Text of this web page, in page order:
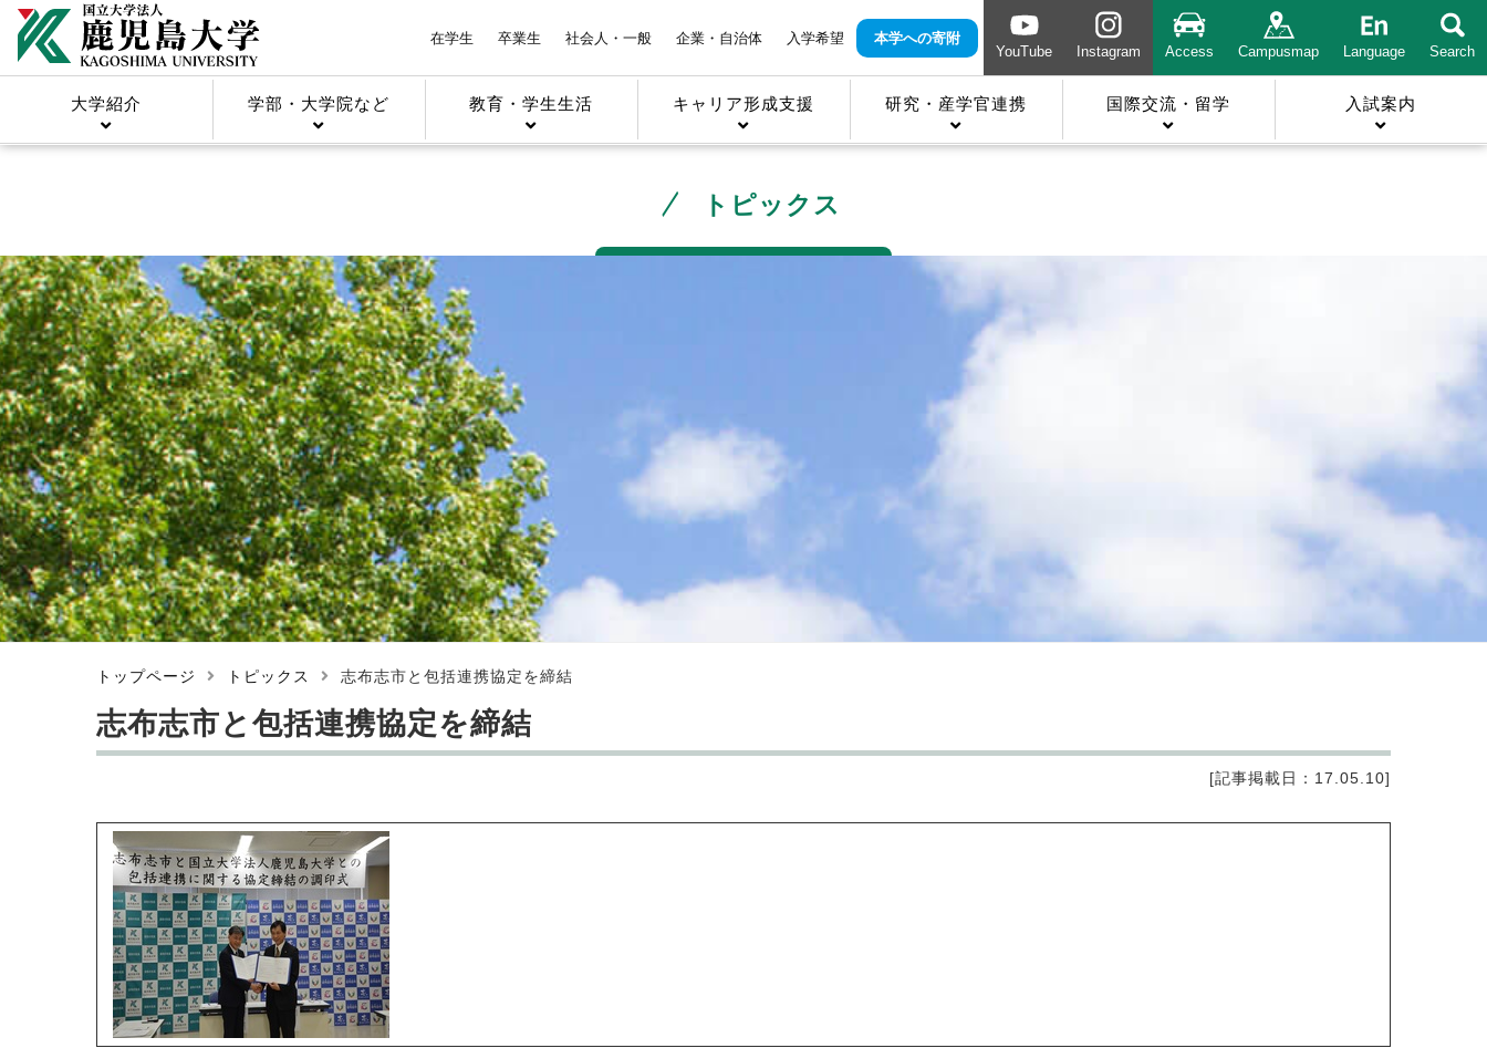
在学生 卒業生 社会人・一般 企業・自治体 入学希望
本学への寄附
YouTube
Instagram Access Campusmap Language Search
大学紹介 学部・大学院など 教育・学生生活 キャリア形成支援 研究・産学官連携 国際交流・留学 入試案内
トピックス
トップページ トピックス 志布志市と包括連携協定を締結
志布志市と包括連携協定を締結
[記事掲載日：17.05.10]